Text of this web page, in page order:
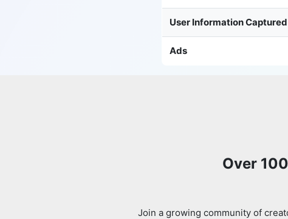
User Information Captured
Ads
Over
Join a growing community of